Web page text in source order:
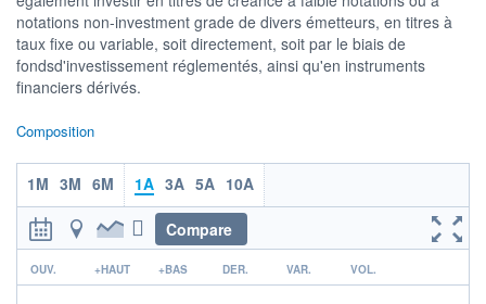
FONDS PARTENAIRES
TARIFS PRIVILÉGIÉS 0%
ÉLIGIBILITÉ
PEA PEA-PME
ACTIF NET (EUR)
21M / 31.07.26
NOTATION MORNINGSTAR ⁽¹⁾
notations non-investment grade de divers émetteurs, en titres à
taux fixe ou variable, soit directement, soit par le biais de
fondsd'investissement réglementés, ainsi qu'en instruments
financiers dérivés.
Composition
1M 3M 6M 1A 3A 5A 10A
Compare
r
OUV. +HAUT +BAS DER. VAR. VOL.